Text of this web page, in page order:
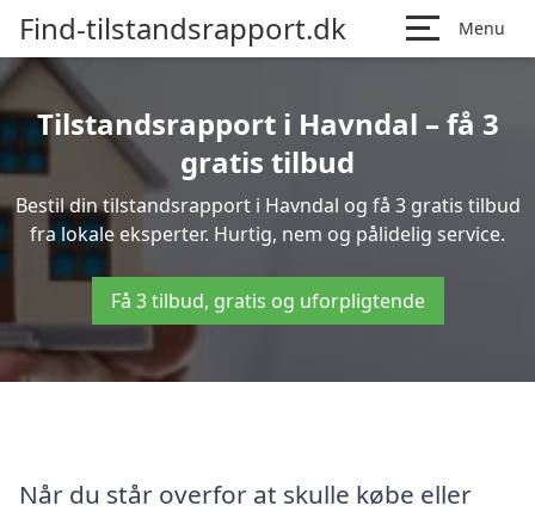
Find-tilstandsrapport.dk Menu
Tilstandsrapport i Havndal – få 3
gratis tilbud
Bestil din tilstandsrapport i Havndal og få 3 gratis tilbud
fra lokale eksperter. Hurtig, nem og pålidelig service.
Få 3 tilbud, gratis og uforpligtende
Når du står overfor at skulle købe eller